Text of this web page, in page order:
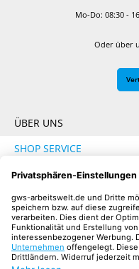
Mo-Do: 08:30 -
Oder über
ÜBER UNS
SHOP SERVICE
INFORMATION
SICHER EINKAUFEN
UNSERE COMMUNITIES
Facebook